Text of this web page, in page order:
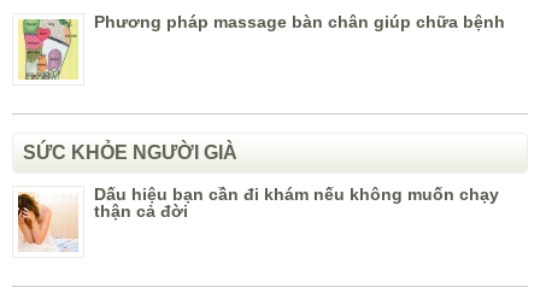
Phương pháp massage bàn chân giúp chữa bệnh
SỨC KHỎE NGƯỜI GIÀ
Dấu hiệu bạn cần đi khám nếu không muốn chạy
thận cả đời